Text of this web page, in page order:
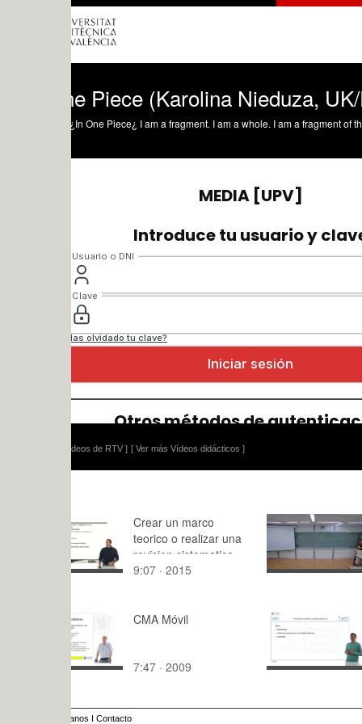
Piece (Karolina Nieduza, UK/Poland
[ Ver más Vídeos didácticos ]
Crear un marco
teorico o realizar una
revision sistematica
9:07 · 2015
2022-
1
60:,0 ·
CMA Móvil
7:47 · 2009
¿Qué
bombas
7:12 · 2023